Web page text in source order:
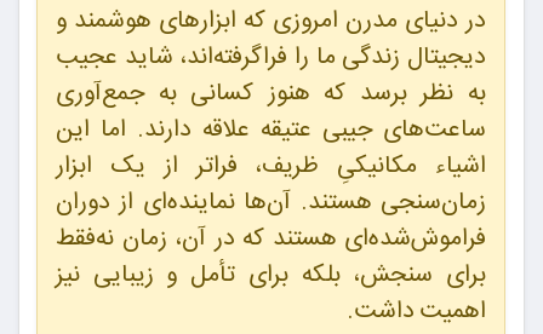
در دنیای مدرن امروزی که ابزارهای هوشمند و
دیجیتال زندگی ما را فراگرفته‌اند، شاید عجیب
به نظر برسد که هنوز کسانی به جمع‌آوری
ساعت‌های جیبی عتیقه علاقه دارند. اما این
اشیاء مکانیکیِ ظریف، فراتر از یک ابزار
زمان‌سنجی هستند. آن‌ها نماینده‌ای از دوران
فراموش‌شده‌ای هستند که در آن، زمان نه‌فقط
برای سنجش، بلکه برای تأمل و زیبایی نیز
اهمیت داشت.